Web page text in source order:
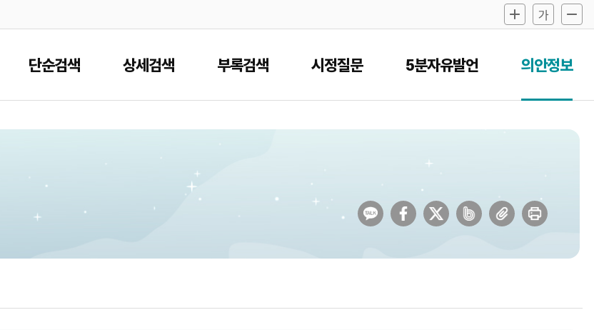
단순검색 상세검색 부록검색 시정질문 5분자유발언 의안정보